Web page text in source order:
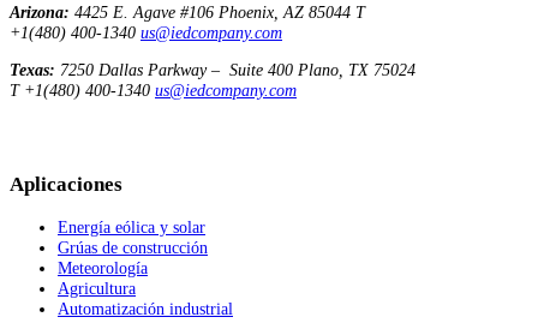
Arizona: 4425 E. Agave #106 Phoenix, AZ 85044 T
+1(480) 400-1340 us@iedcompany.com
Texas: 7250 Dallas Parkway – Suite 400 Plano, TX 75024
T +1(480) 400-1340 us@iedcompany.com
Aplicaciones
Energía eólica y solar
Grúas de construcción
Meteorología
Agricultura
Automatización industrial